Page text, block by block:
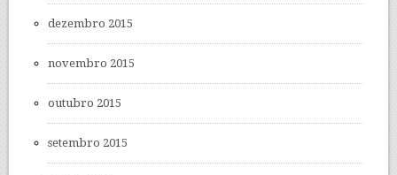
dezembro 2015
novembro 2015
outubro 2015
setembro 2015